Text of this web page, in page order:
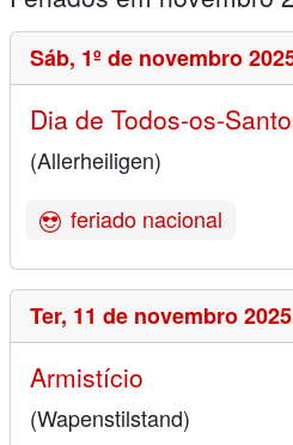
Sáb, 1º de novembro
Dia de Todos-os-
(Allerheiligen)
feriado nacional
Ter, 11 de novembro 2025
Armistício
(Wapenstilstand)